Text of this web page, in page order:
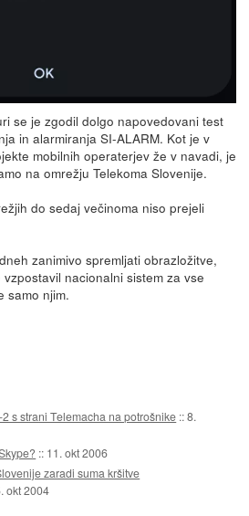
se je zgodil dolgo napovedovani test
in alarmiranja SI-ALARM. Kot je v
mobilnih operaterjev že v navadi, je
na omrežju Telekoma Slovenije.
do sedaj večinoma niso prejeli
zanimivo spremljati obrazložitve,
nacionalni sistem za vse
samo njim.
s strani Telemacha na potrošnike ::8.
:: 11. okt 2006
zaradi suma kršitve
okt 2004